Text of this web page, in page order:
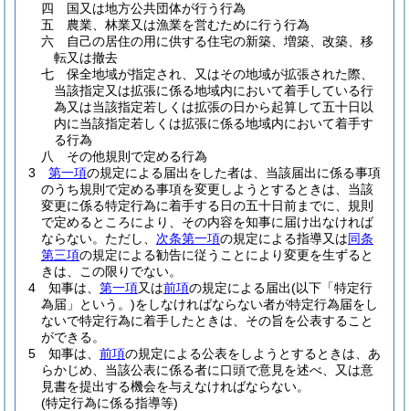
四
国又は地方公共団体が行う行為
五
農業、林業又は漁業を営むために行う行為
六
自己の居住の用に供する住宅の新築、増築、改築、移
転又は撤去
七
保全地域が指定され、又はその地域が拡張された際、
当該指定又は拡張に係る地域内において着手している行
為又は当該指定若しくは拡張の日から起算して五十日以
内に当該指定若しくは拡張に係る地域内において着手す
る行為
八
その他規則で定める行為
3
第一項の規定による届出をした者は、当該届出に係る事項
のうち規則で定める事項を変更しようとするときは、当該
変更に係る特定行為に着手する日の五十日前までに、規則
で定めるところにより、その内容を知事に届け出なければ
ならない。 ただし、 次条第一項の規定による指導又は同条
第三項の規定による勧告に従うことにより変更を生ずると
きは、この限りでない。
4
知事は、 第一項又は前項の規定による届出(以下「特定行
為届」という。)をしなければならない者が特定行為届をし
ないで特定行為に着手したときは、その旨を公表すること
ができる。
5
知事は、 前項の規定による公表をしようとするときは、あ
らかじめ、当該公表に係る者に口頭で意見を述べ、又は意
見書を提出する機会を与えなければならない。
(特定行為に係る指導等)